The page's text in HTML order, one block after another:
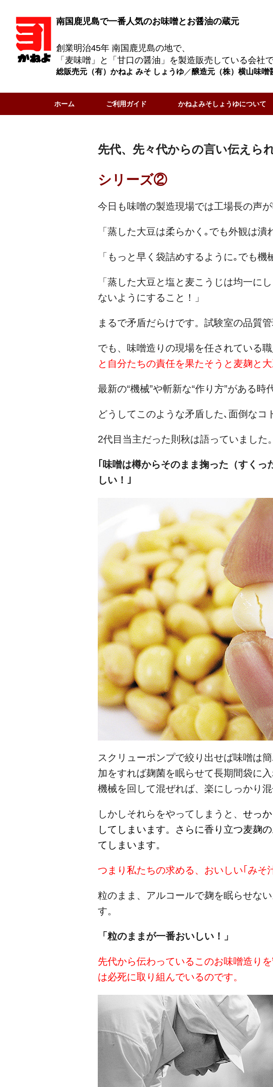
南国鹿児島で一番人気のお味噌とお醤油の蔵元
創業明治45年 南国鹿児島の地で、
「麦味噌」と「甘口の醤油」を製造販売している会社で
総販売元（有）かねよ みそ しょうゆ／醸造元（株）横山味噌
ホーム ご利用ガイド かねよみそしょうゆについて
先代、先々代からの言い伝えら
シリーズ②
今日も味噌の製造現場では工場長の声が
「蒸した大豆は柔らかく｡でも外観は潰
「もっと早く袋詰めするように｡でも機
「蒸した大豆と塩と麦こうじは均一に
ないようにすること！」
まるで矛盾だらけです。試験室の品質管
でも、味噌造りの現場を任されている
と自分たちの責任を果たそうと麦麹と
最新の“機械”や斬新な“作り方”がある時
どうしてこのような矛盾した､面倒なコ
2代目当主だった則秋は語っていました。
｢味噌は樽からそのまま掬った（すく
しい！｣
スクリューポンプで絞り出せば味噌は
加をすれば麹菌を眠らせて長期間袋に
機械を回して混ぜれば、楽にしっかり混
しかしそれらをやってしまうと、 せっ
してしまいます。さらに香り立つ麦麹
てしまいます。
つまり私たちの求める、おいしい｢みそ
粒のまま、アルコールで麹を眠らせな
す。
「粒のままが一番おいしい！」
先代から伝わっているこのお味噌造り
は必死に取り組んでいるのです。